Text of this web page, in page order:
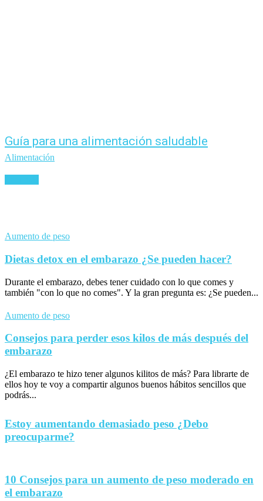
Guía para una alimentación saludable
Alimentación
Aumento de peso
Dietas detox en el embarazo ¿Se pueden hacer?
Durante el embarazo, debes tener cuidado con lo que comes y
también "con lo que no comes". Y la gran pregunta es: ¿Se pueden...
Aumento de peso
Consejos para perder esos kilos de más después del
embarazo
¿El embarazo te hizo tener algunos kilitos de más? Para librarte de
ellos hoy te voy a compartir algunos buenos hábitos sencillos que
podrás...
Estoy aumentando demasiado peso ¿Debo
preocuparme?
10 Consejos para un aumento de peso moderado en
el embarazo